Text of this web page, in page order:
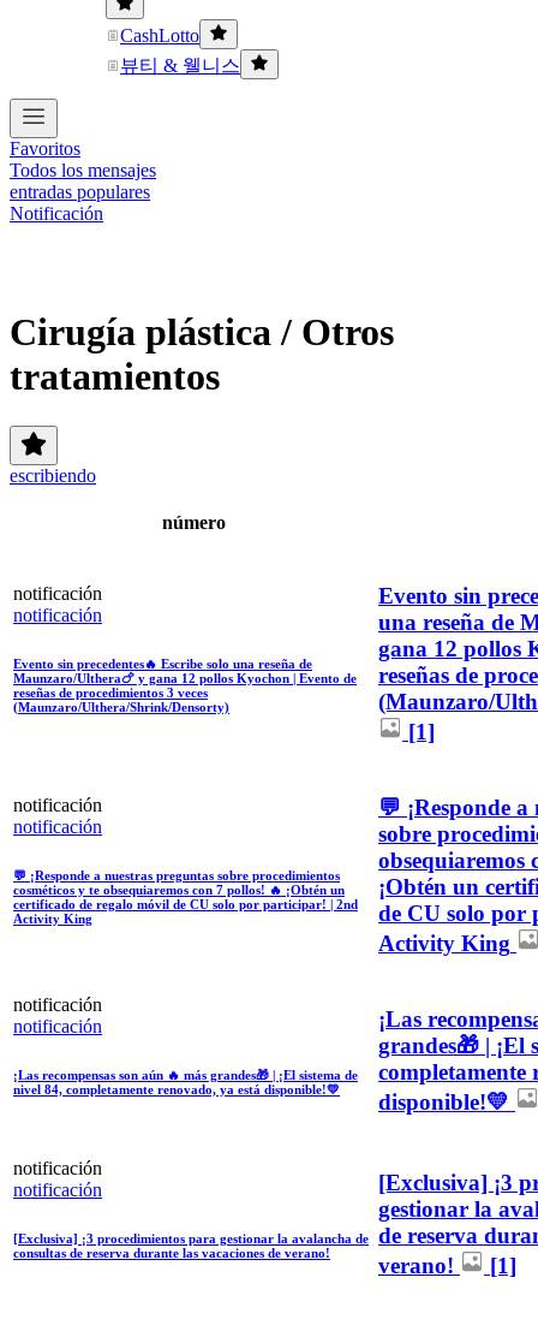
CashLotto
뷰티 & 웰니스
Favoritos
Todos los mensajes
entradas populares
Notificación
Cirugía plástica / Otros
tratamientos
escribiendo
número
notificación
notificación
Evento sin precedentes🔥 Escribe solo una reseña de
Maunzaro/Ulthera🍗 y gana 12 pollos Kyochon | Evento de
reseñas de procedimientos 3 veces
(Maunzaro/Ulthera/Shrink/Densorty)
Evento sin
una reseña de
gana 12 pollos
reseñas de
(Maunzaro/
[1]
notificación
notificación
💬 ¡Responde a nuestras preguntas sobre procedimientos
cosméticos y te obsequiaremos con 7 pollos! 🔥 ¡Obtén un
certificado de regalo móvil de CU solo por participar! | 2nd
Activity King
💬 ¡Responde
sobre
obsequiaremos
¡Obtén un
de CU solo por
Activity King
notificación
notificación
¡Las recompensas son aún 🔥 más grandes🎁 | ¡El sistema de
nivel 84, completamente renovado, ya está disponible!💛
¡Las
grandes🎁 | ¡El
completamente
disponible!💛
notificación
notificación
[Exclusiva] ¡3 procedimientos para gestionar la avalancha de
consultas de reserva durante las vacaciones de verano!
[Exclusiva] ¡3
gestionar la
de reserva
verano!
[1]